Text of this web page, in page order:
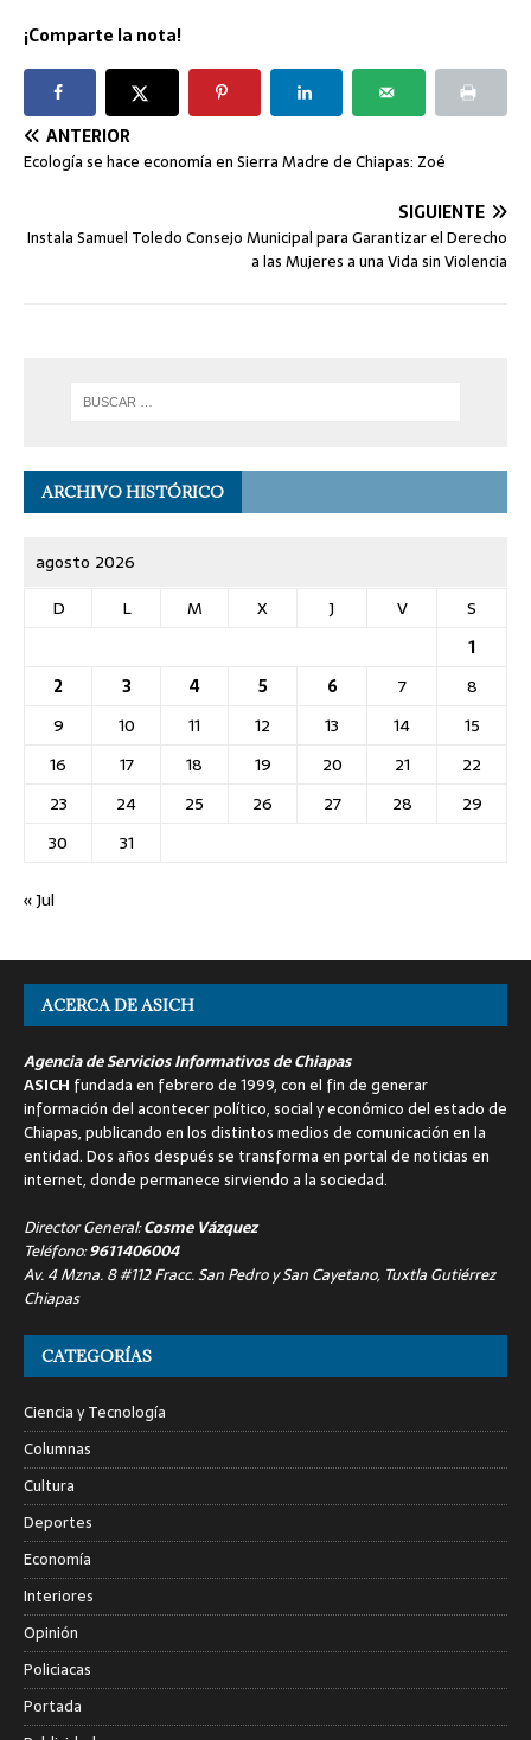
¡Comparte la nota!
ANTERIOR
Ecología se hace economía en Sierra Madre de Chiapas: Zoé
SIGUIENTE
Instala Samuel Toledo Consejo Municipal para Garantizar el Derecho
a las Mujeres a una Vida sin Violencia
ARCHIVO HISTÓRICO
agosto 2026
D
L M X J V
S
1
2
3 4 5 6 7
8
9
10 11 12 13 14
15
16
17 18 19 20 21
22
23
24 25 26 27 28
29
30
31
« Jul
ACERCA DE ASICH
Agencia de Servicios Informativos de Chiapas
ASICH fundada en febrero de 1999, con el fin de generar
información del acontecer político, social y económico del estado de
Chiapas, publicando en los distintos medios de comunicación en la
entidad. Dos años después se transforma en portal de noticias en
internet, donde permanece sirviendo a la sociedad.
Director General:Cosme Vázquez
Teléfono:9611406004
Av. 4 Mzna. 8 #112 Fracc. San Pedro y San Cayetano, Tuxtla Gutiérrez
Chiapas
CATEGORÍAS
Ciencia y Tecnología
Columnas
Cultura
Deportes
Economía
Interiores
Opinión
Policiacas
Portada